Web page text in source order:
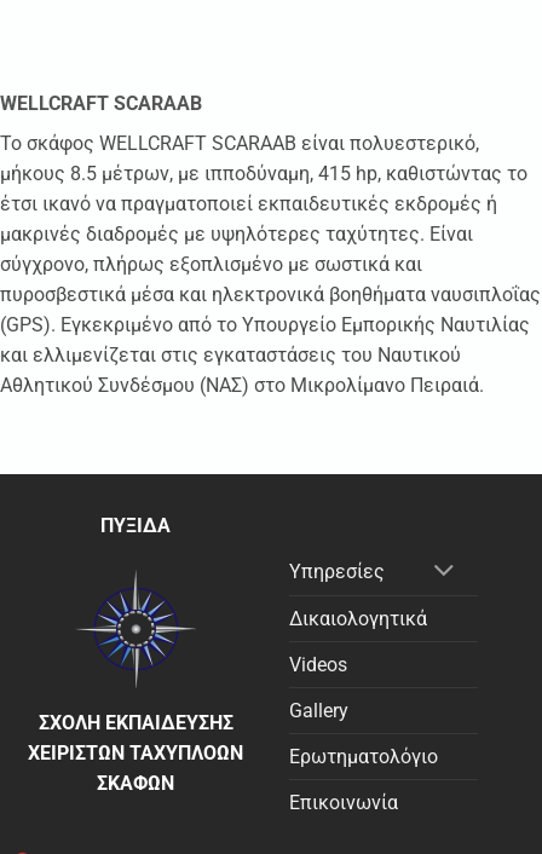
WELLCRAFT SCARAAB
Το σκάφος WELLCRAFT SCARAAB είναι πολυεστερικό,
μήκους 8.5 μέτρων, με ιπποδύναμη, 415 hp, καθιστώντας το
έτσι ικανό να πραγματοποιεί εκπαιδευτικές εκδρομές ή
μακρινές διαδρομές με υψηλότερες ταχύτητες. Είναι
σύγχρονο, πλήρως εξοπλισμένο με σωστικά και
πυροσβεστικά μέσα και ηλεκτρονικά βοηθήματα ναυσιπλοΐας
(GPS). Εγκεκριμένο από το Υπουργείο Εμπορικής Ναυτιλίας
και ελλιμενίζεται στις εγκαταστάσεις του Ναυτικού
Αθλητικού Συνδέσμου (ΝΑΣ) στο Μικρολίμανο Πειραιά.
ΠΥΞΙΔΑ
ΣΧΟΛΗ ΕΚΠΑΙΔΕΥΣΗΣ
ΧΕΙΡΙΣΤΩΝ ΤΑΧΥΠΛΟΩΝ
ΣΚΑΦΩΝ
Υπηρεσίες
Δικαιολογητικά
Videos
Gallery
Ερωτηματολόγιο
Επικοινωνία